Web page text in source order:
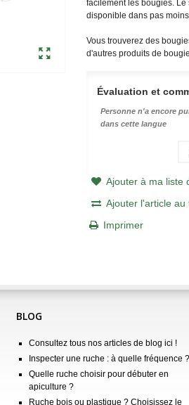
facilement les bougies.
disponible dans pas
Vous trouverez des
d'autres produits de
Évaluation et
Personne n'a encore
dans cette langue
Ajouter à ma liste
Ajouter l'article au
Imprimer
BLOG
Consultez tous nos articles de blog ici !
Inspecter une ruche : à quelle fréquence ?
Quelle ruche choisir pour débuter en
apiculture ?
Ruche bois ou plastique ? Choisissez le